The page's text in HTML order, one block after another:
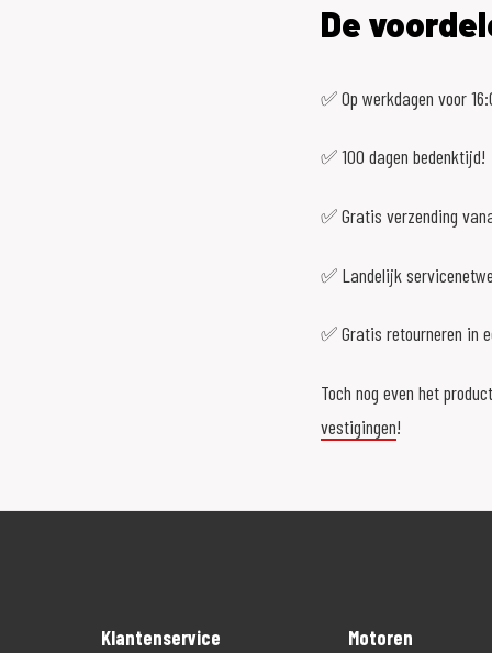
De
✅ Op werkdagen voor
✅ 100 dagen bedenktijd!
✅ Gratis verzending
✅ Landelijk
✅ Gratis retourneren in
Toch nog even het
vestigingen!
Klantenservice Motoren